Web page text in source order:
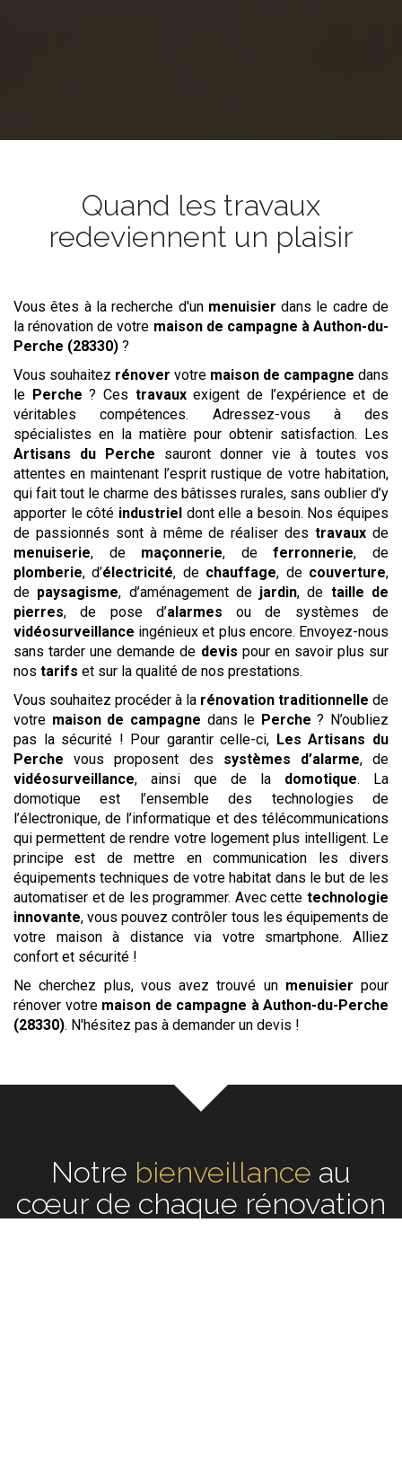
Quand les travaux
redeviennent un plaisir
Vous êtes à la recherche d'un menuisier dans le cadre de
la rénovation de votre maison de campagne à Authon-du-
Perche (28330) ?
Vous souhaitez rénover votre maison de campagne dans
le Perche ? Ces travauxexigent de l’expérience et de
véritables compétences. Adressez-vous à des
spécialistes en la matière pour obtenir satisfaction. Les
Artisans du Perche sauront donner vie à toutes vos
attentes en maintenant l’esprit rustique de votre habitation,
qui fait tout le charme des bâtisses rurales, sans oublier d’y
apporter le côté industriel dont elle a besoin. Nos équipes
de passionnés sont à même de réaliser destravaux de
menuiserie, de maçonnerie, deferronnerie, de
plomberie, d’électricité, de chauffage, de couverture,
de paysagisme, d’aménagement de jardin, de taille de
pierres, de pose d’alarmes ou de systèmes de
vidéosurveillance ingénieux et plus encore. Envoyez-nous
sans tarder une demande de devis pour en savoir plus sur
nos tarifs et sur la qualité de nos prestations.
Vous souhaitez procéder à la rénovation traditionnelle de
votre maison de campagne dans le Perche? N’oubliez
pas la sécurité ! Pour garantir celle-ci, Les Artisans du
Perche vous proposent des systèmes d’alarme, de
vidéosurveillance, ainsi que de la domotique. La
domotique est l’ensemble des technologies de
l’électronique, de l’informatique et des télécommunications
qui permettent de rendre votre logement plus intelligent. Le
principe est de mettre en communication les divers
équipements techniques de votre habitat dans le but de les
automatiser et de les programmer. Avec cette technologie
innovante, vous pouvez contrôler tous les équipements de
votre maison à distance via votre smartphone. Alliez
confort et sécurité !
Ne cherchez plus, vous avez trouvé un menuisier pour
rénover votre maison de campagne à Authon-du-Perche
(28330). N'hésitez pas à demander un devis !
Notreécouteau cœur de
chaque rénovation